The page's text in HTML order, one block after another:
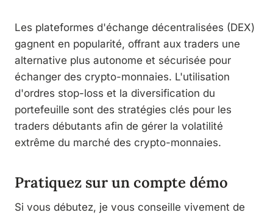
Les plateformes d'échange décentralisées (DEX)
gagnent en popularité, offrant aux traders une
alternative plus autonome et sécurisée pour
échanger des crypto-monnaies. L'utilisation
d'ordres stop-loss et la diversification du
portefeuille sont des stratégies clés pour les
traders débutants afin de gérer la volatilité
extrême du marché des crypto-monnaies.
Pratiquez sur un compte démo
Si vous débutez, je vous conseille vivement de